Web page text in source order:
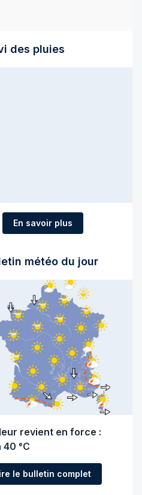
des pluies
En savoir plus
météo du jour
revient en force :
40 °C
le bulletin complet